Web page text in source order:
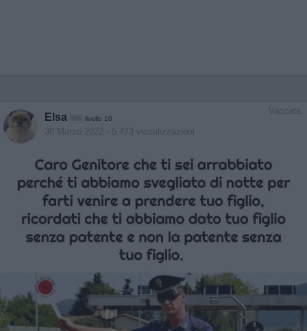
Vaccata
Elsa livello 10
30 Marzo 2022 - 5.473 visualizzazioni